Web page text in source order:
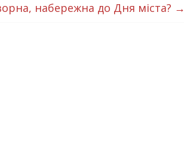
набережна до Дня міста? →